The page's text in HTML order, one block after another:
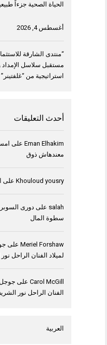
الحياة الصحية جزءاً
أغسطس 4, 2026
مستقبل سلاسل الإمداد
استراتيجية من “غلفتينر”
أحدث التعليقات
Eman Elhakim على
معندهاش ذوق
Khouloud yousry على
salah على دورى السوبر
سطوة المال
Meriel Forshaw على
لميلاد الفنان الراحل
Carol McGill على
الفنان الراحل نور
العربية